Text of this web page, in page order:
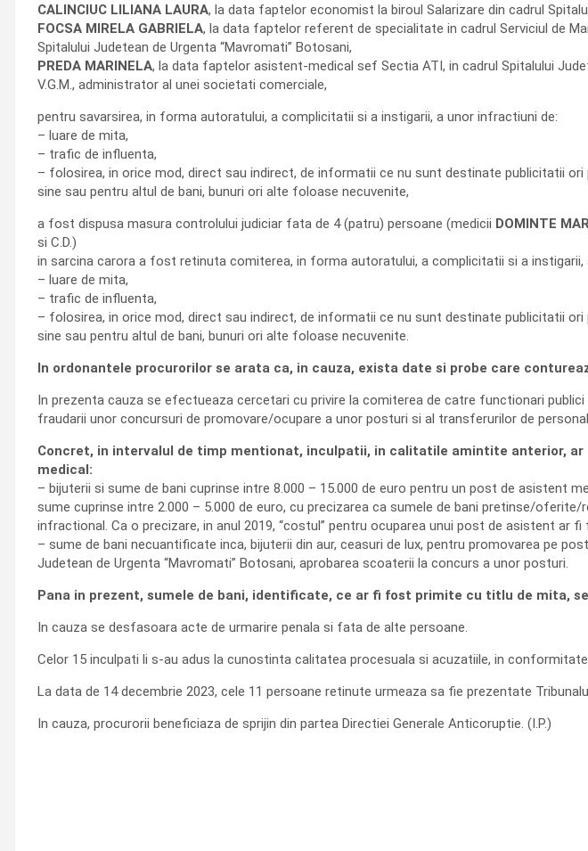
CALINCIUC LILIANA LAURA, la data faptelor economist la biroul Salarizare din cadrul
FOCSA MIRELA GABRIELA, la data faptelor referent de specialitate in cadrul Serviciul de
Spitalului Judetean de Urgenta “Mavromati” Botosani,
PREDA MARINELA, la data faptelor asistent-medical sef Sectia ATI, in cadrul Spitalului
V.G.M., administrator al unei societati comerciale,
pentru savarsirea, in forma autoratului, a complicitatii si a instigarii, a unor infractiuni de:
– luare de mita,
– trafic de influenta,
– folosirea, in orice mod, direct sau indirect, de informatii ce nu sunt destinate publicitatii
sine sau pentru altul de bani, bunuri ori alte foloase necuvenite,
a fost dispusa masura controlului judiciar fata de 4 (patru) persoane (medicii DOMINTE
si C.D.)
in sarcina carora a fost retinuta comiterea, in forma autoratului, a complicitatii si a instigarii,
– luare de mita,
– trafic de influenta,
– folosirea, in orice mod, direct sau indirect, de informatii ce nu sunt destinate publicitatii
sine sau pentru altul de bani, bunuri ori alte foloase necuvenite.
In ordonantele procurorilor se arata ca, in cauza, exista date si probe care
In prezenta cauza se efectueaza cercetari cu privire la comiterea de catre functionari
fraudarii unor concursuri de promovare/ocupare a unor posturi si al transferurilor de
Concret, in intervalul de timp mentionat, inculpatii, in calitatile amintite anterior,
medical:
– bijuterii si sume de bani cuprinse intre 8.000 – 15.000 de euro pentru un post de asistent
sume cuprinse intre 2.000 – 5.000 de euro, cu precizarea ca sumele de bani pretinse/
infractional. Ca o precizare, in anul 2019, “costul” pentru ocuparea unui post de asistent ar
– sume de bani necuantificate inca, bijuterii din aur, ceasuri de lux, pentru promovarea pe
Judetean de Urgenta “Mavromati” Botosani, aprobarea scoaterii la concurs a unor posturi.
Pana in prezent, sumele de bani, identificate, ce ar fi fost primite cu titlu de mita,
In cauza se desfasoara acte de urmarire penala si fata de alte persoane.
Celor 15 inculpati li s-au adus la cunostinta calitatea procesuala si acuzatiile, in
La data de 14 decembrie 2023, cele 11 persoane retinute urmeaza sa fie prezentate
In cauza, procurorii beneficiaza de sprijin din partea Directiei Generale Anticoruptie. (I.P.)